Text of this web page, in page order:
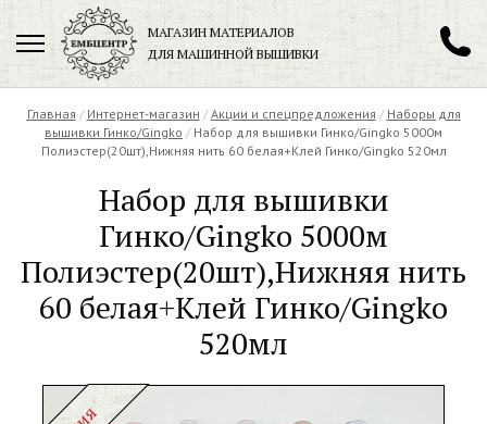
МАГАЗИН МАТЕРИАЛОВ
ДЛЯ МАШИННОЙ ВЫШИВКИ
+7 (901) 271-89-89
Заказать обратный звонок
Главная / Интернет-магазин / Акции и спецпредложения / Наборы для
вышивки Гинко/Gingko / Набор для вышивки Гинко/Gingko 5000м
Полиэстер(20шт),Нижняя нить 60 белая+Клей Гинко/Gingko 520мл
Набор для вышивки
Гинко/Gingko 5000м
Полиэстер(20шт),Нижняя нить
60 белая+Клей Гинко/Gingko
520мл